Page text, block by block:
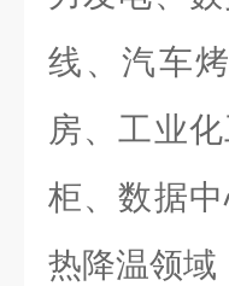
线、汽车
房、工业
柜、数据
热降温领域